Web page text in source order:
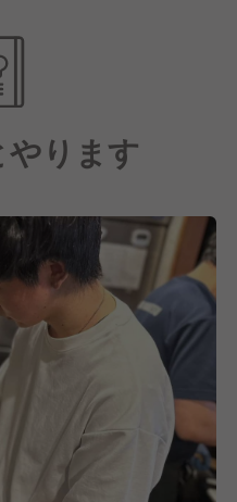
「ただ美味しいだけでな
ただけるお店」。
ール199円、焼鳥46円
タッフ一人ひとりの心
んでいただくために。
の「良いもの」を追求し
ります